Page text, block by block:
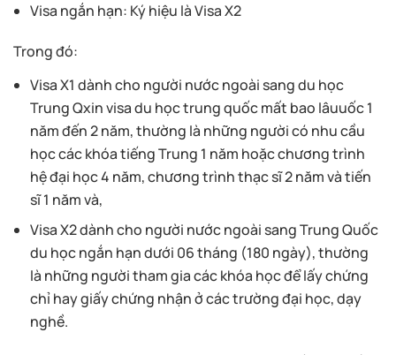
Visa ngắn hạn: Ký hiệu là Visa X2
Trong đó:
Visa X1 dành cho người nước ngoài sang du học
Trung Qxin visa du học trung quốc mất bao lâuuốc 1
năm đến 2 năm, thường là những người có nhu cầu
học các khóa tiếng Trung 1 năm hoặc chương trình
hệ đại học 4 năm, chương trình thạc sĩ 2 năm và tiến
sĩ 1 năm và,
Visa X2 dành cho người nước ngoài sang Trung Quốc
du học ngắn hạn dưới 06 tháng (180 ngày), thường
là những người tham gia các khóa học để lấy chứng
chỉ hay giấy chứng nhận ở các trường đại học, dạy
nghề.